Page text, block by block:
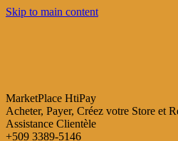
Skip to main content
MarketPlace HtiPay
Acheter, Payer, Créez votre Store et
Assistance Clientèle
+509 3389-5146